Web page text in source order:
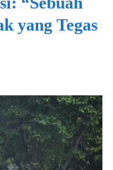
yang Tegas